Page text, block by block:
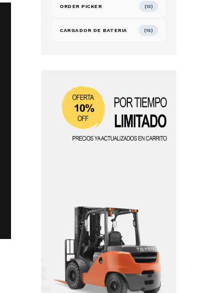
ORDER PICKER (13)
CARGADOR DE BATERIA (15)